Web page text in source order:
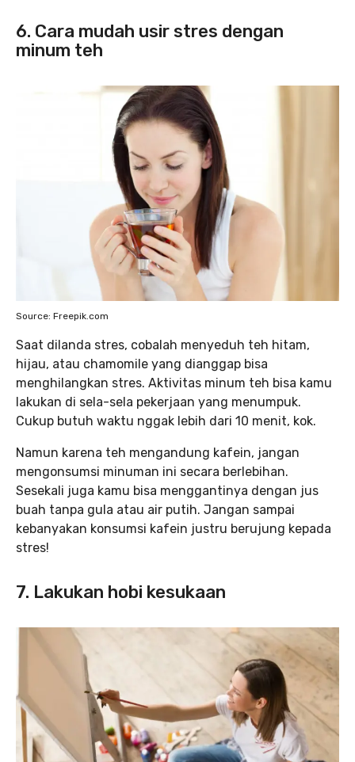
6. Cara mudah usir stres dengan
minum teh
Source: Freepik.com
Saat dilanda stres, cobalah menyeduh teh hitam,
hijau, atau chamomile yang dianggap bisa
menghilangkan stres. Aktivitas minum teh bisa kamu
lakukan di sela-sela pekerjaan yang menumpuk.
Cukup butuh waktu nggak lebih dari 10 menit, kok.
Namun karena teh mengandung kafein, jangan
mengonsumsi minuman ini secara berlebihan.
Sesekali juga kamu bisa menggantinya dengan jus
buah tanpa gula atau air putih. Jangan sampai
kebanyakan konsumsi kafein justru berujung kepada
stres!
7. Lakukan hobi kesukaan